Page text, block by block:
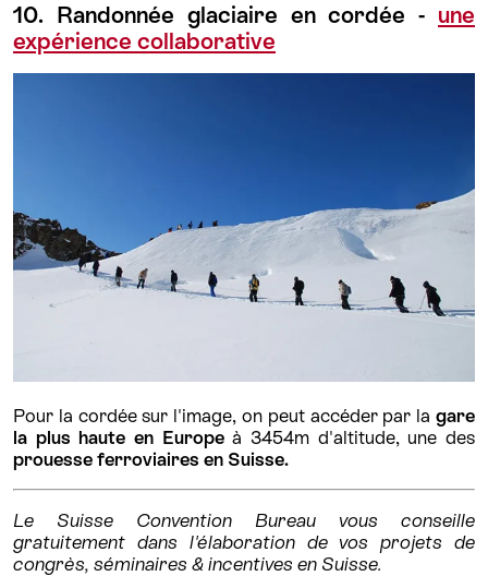
10. Randonnée glaciaire en cordée - une
expérience collaborative
Pour la cordée sur l'image, on peut accéder par la gare
la plus haute en Europeà 3454m d'altitude, une des
prouesse ferroviaires en Suisse.
Le Suisse Convention Bureau vous conseille
gratuitement dans l'élaboration de vos projets de
congrès, séminaires & incentives en Suisse.